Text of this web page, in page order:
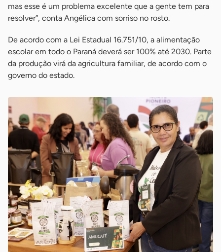
mas esse é um problema excelente que a gente tem para
resolver”, conta Angélica com sorriso no rosto.
De acordo com a Lei Estadual 16.751/10, a alimentação
escolar em todo o Paraná deverá ser 100% até 2030. Parte
da produção virá da agricultura familiar, de acordo com o
governo do estado.